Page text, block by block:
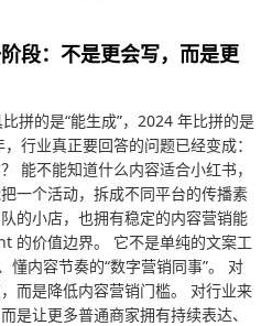
段：不是更会写，而是更
拼的是“能生成”，2024 年比拼的是
行业真正要回答的问题已经变成：
能不能知道什么内容适合小红书，
一个活动，拆成不同平台的传播素
的小店，也拥有稳定的内容营销能
的价值边界。 它不是单纯的文案工
懂内容节奏的“数字营销同事”。 对
而是降低内容营销门槛。 对行业来
是让更多普通商家拥有持续表达、